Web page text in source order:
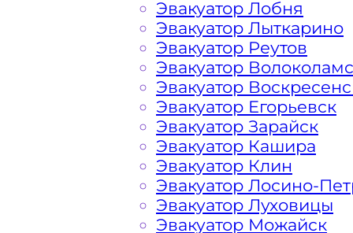
позволяет срочно и безопасно
и автомагистралей Москвы и
средства или ДТП. Вы всегда
эвакуатора и их ценой, как в
Санаторий Артёма
Расчет стоимости эвакуатора за
каждом конкретном случае
Эвакуатор Лобня
Эвакуатор Лыткарино
Эвакуатор Реутов
Эвакуатор
Эвакуатор
Эвакуатор Егорьевск
Эвакуатор Зарайск
Эвакуатор Кашира
Эвакуатор Клин
Эвакуатор Лосино-
Эвакуатор Луховицы
Эвакуатор Можайск